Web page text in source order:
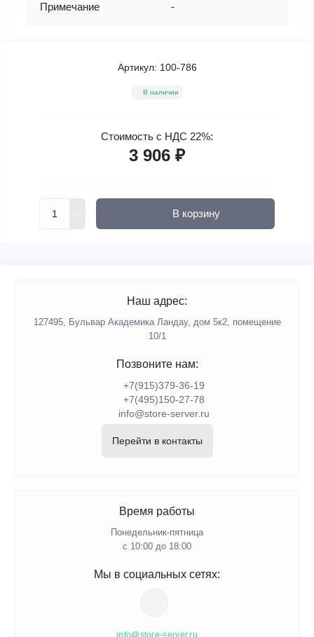
Примечание -
Артикул: 100-786
В наличии
Стоимость с НДС 22%:
3 906 ₽
В корзину
Наш адрес:
127495, Бульвар Академика Ландау, дом 5к2, помещение
10/1
Позвоните нам:
+7(915)379-36-19
+7(495)150-27-78
info@store-server.ru
Перейти в контакты
Время работы
Понедельник-пятница
с 10:00 до 18:00
Мы в социальных сетях:
info@store-server.ru